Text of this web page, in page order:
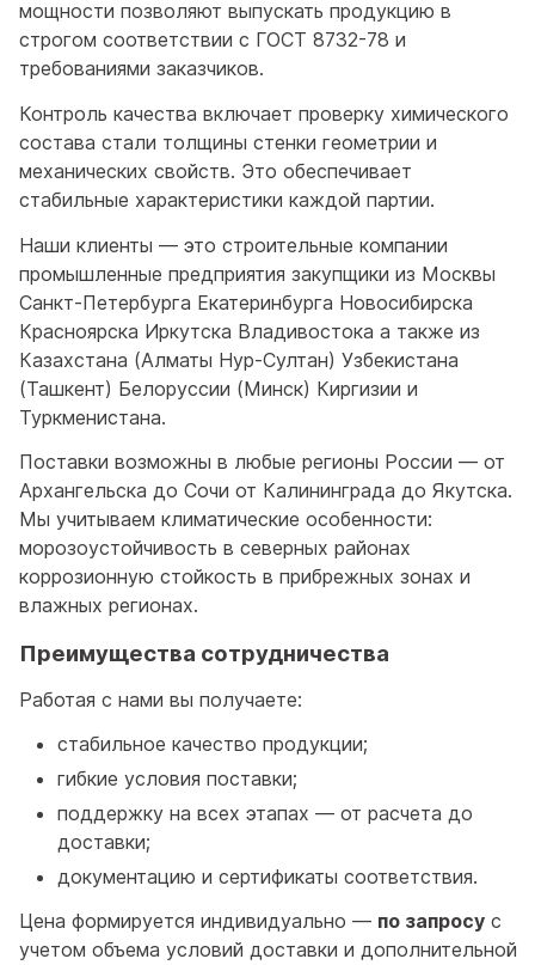
мощности позволяют выпускать продукцию в
строгом соответствии с ГОСТ 8732-78 и
требованиями заказчиков.
Контроль качества включает проверку химического
состава стали толщины стенки геометрии и
механических свойств. Это обеспечивает
стабильные характеристики каждой партии.
Наши клиенты — это строительные компании
промышленные предприятия закупщики из Москвы
Санкт-Петербурга Екатеринбурга Новосибирска
Красноярска Иркутска Владивостока а также из
Казахстана (Алматы Нур-Султан) Узбекистана
(Ташкент) Белоруссии (Минск) Киргизии и
Туркменистана.
Поставки возможны в любые регионы России — от
Архангельска до Сочи от Калининграда до Якутска.
Мы учитываем климатические особенности:
морозоустойчивость в северных районах
коррозионную стойкость в прибрежных зонах и
влажных регионах.
Преимущества сотрудничества
Работая с нами вы получаете:
стабильное качество продукции;
гибкие условия поставки;
поддержку на всех этапах — от расчета до
доставки;
документацию и сертификаты соответствия.
Цена формируется индивидуально — по запросу с
учетом объема условий доставки и дополнительной